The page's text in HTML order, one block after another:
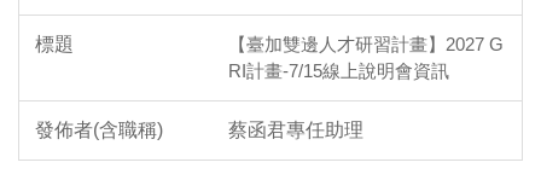
【臺加雙邊人才研習計畫】2027 G
RI計畫-7/15線上說明會資訊
蔡函君專任助理